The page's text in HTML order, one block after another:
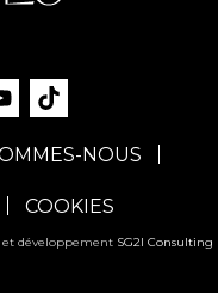
NOUS
COOKIES
développement SG2I Consulting